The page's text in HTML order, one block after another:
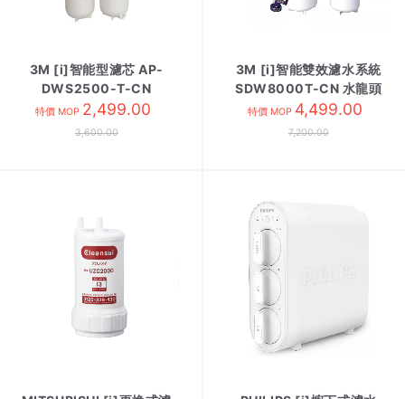
3M [i]智能型濾芯 AP-
DWS2500-T-CN
特價 MOP 2,499.00
3,600.00
3M [i]智能雙效濾水系統
SDW8000T-CN 水龍頭
特價 MOP 4,499.00
7,200.00